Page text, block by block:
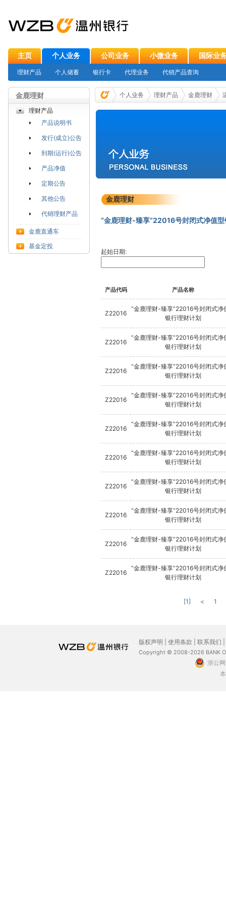
主页 个人业务 公司业务 小微业务 国际业
理财产品 个人储蓄 银行卡 代理业务 代销产品查询
金鹿理财
理财产品
产品说明书
发行(成立)公告
到期(运行)公告
产品净值
定期公告
其他公告
代销理财产品
金鹿直通车
基金定投
个人业务 理财产品 金鹿理财
金鹿理财
“金鹿理财-臻享”22016号封闭式净值
起始日期:
产品代码 产品名称
Z22016
“金鹿理财-臻享”22016号封闭式净
银行理财计划
Z22016
“金鹿理财-臻享”22016号封闭式净
银行理财计划
Z22016
“金鹿理财-臻享”22016号封闭式净
银行理财计划
Z22016
“金鹿理财-臻享”22016号封闭式净
银行理财计划
Z22016
“金鹿理财-臻享”22016号封闭式净
银行理财计划
Z22016
“金鹿理财-臻享”22016号封闭式净
银行理财计划
Z22016
“金鹿理财-臻享”22016号封闭式净
银行理财计划
Z22016
“金鹿理财-臻享”22016号封闭式净
银行理财计划
Z22016
“金鹿理财-臻享”22016号封闭式净
银行理财计划
Z22016
“金鹿理财-臻享”22016号封闭式净
银行理财计划
[1] < 1
版权声明 使用条款 联系我们
Copyright © 2008-2026 BANK
浙公